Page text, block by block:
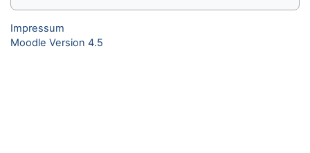
Impressum
Moodle Version 4.5